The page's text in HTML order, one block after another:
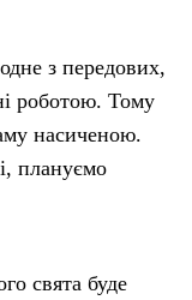
з передових,
роботою. Тому
насиченою.
плануємо
свята буде